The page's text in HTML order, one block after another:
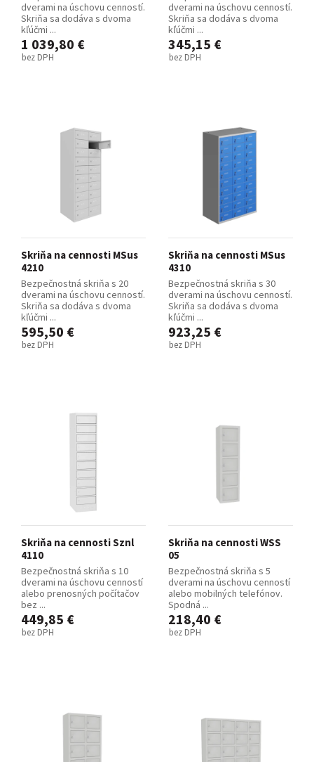
dverami na úschovu cenností.
Skriňa sa dodáva s dvoma
kľúčmi ...
1 039,80 €
bez DPH
dverami na úschovu cenností.
Skriňa sa dodáva s dvoma
kľúčmi ...
345,15 €
bez DPH
Skriňa na cennosti MSus
4210
Bezpečnostná skriňa s 20
dverami na úschovu cenností.
Skriňa sa dodáva s dvoma
kľúčmi ...
595,50 €
bez DPH
Skriňa na cennosti MSus
4310
Bezpečnostná skriňa s 30
dverami na úschovu cenností.
Skriňa sa dodáva s dvoma
kľúčmi ...
923,25 €
bez DPH
Skriňa na cennosti Sznl
4110
Bezpečnostná skriňa s 10
dverami na úschovu cenností
alebo prenosných počítačov
bez ...
449,85 €
bez DPH
Skriňa na cennosti WSS
05
Bezpečnostná skriňa s 5
dverami na úschovu cenností
alebo mobilných telefónov.
Spodná ...
218,40 €
bez DPH